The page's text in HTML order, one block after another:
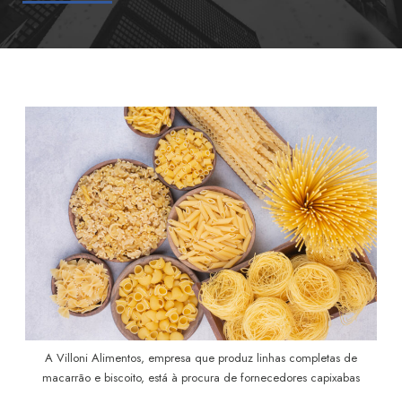
A Villoni Alimentos, empresa que produz linhas completas de
macarrão e biscoito, está à procura de fornecedores capixabas